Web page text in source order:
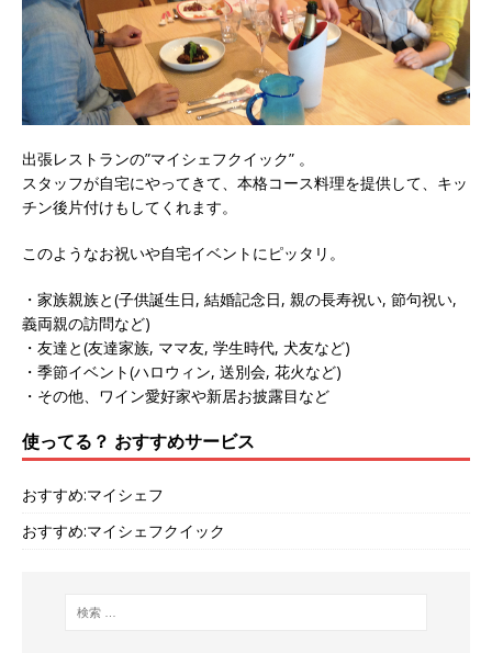
出張レストランの”マイシェフクイック” 。
スタッフが自宅にやってきて、本格コース料理を提供して、キッ
チン後片付けもしてくれます。
このようなお祝いや自宅イベントにピッタリ。
・家族親族と(子供誕生日, 結婚記念日, 親の長寿祝い, 節句祝い,
義両親の訪問など)
・友達と(友達家族, ママ友, 学生時代, 犬友など)
・季節イベント(ハロウィン, 送別会, 花火など)
・その他、ワイン愛好家や新居お披露目など
使ってる？ おすすめサービス
おすすめ:マイシェフ
おすすめ:マイシェフクイック